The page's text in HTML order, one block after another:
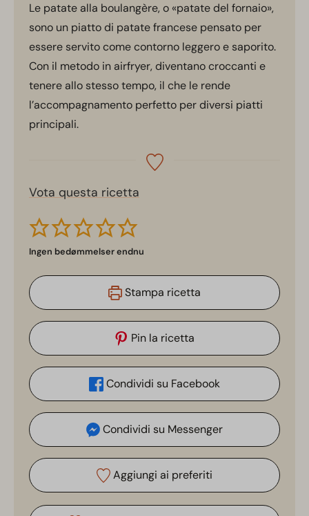
Le patate alla boulangère, o «patate del fornaio»,
sono un piatto di patate francese pensato per
essere servito come contorno leggero e saporito.
Con il metodo in airfryer, diventano croccanti e
tenere allo stesso tempo, il che le rende
l’accompagnamento perfetto per diversi piatti
principali.
Vota questa ricetta
Ingen bedømmelser endnu
Stampa ricetta
Pin la ricetta
Condividi su Facebook
Condividi su Messenger
Aggiungi ai preferiti